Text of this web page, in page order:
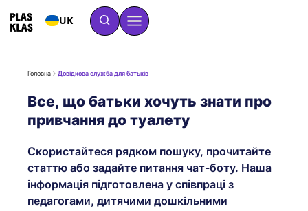
UK
Головна Довідкова служба для батьків
Все, що батьки хочуть знати про
привчання до туалету
Скористайтеся рядком пошуку, прочитайте
статтю або задайте питання чат-боту. Наша
інформація підготовлена у співпраці з
педагогами, дитячими дошкільними